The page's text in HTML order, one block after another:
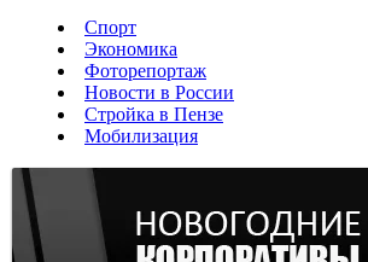
Спорт
Экономика
Фоторепортаж
Новости в России
Стройка в Пензе
Мобилизация